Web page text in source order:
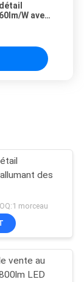
W avec
des
morceau
vente au
LED